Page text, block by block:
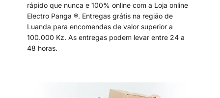
rápido que nunca e 100% online com a Loja online
Electro Panga ®. Entregas grátis na região de
Luanda para encomendas de valor superior a
100.000 Kz. As entregas podem levar entre 24 a
48 horas.